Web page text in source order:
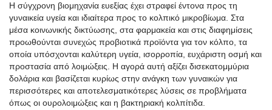
Η σύγχρονη βιομηχανία ευεξίας έχει στραφεί έντονα προς τη
γυναικεία υγεία και ιδιαίτερα προς το κολπικό μικροβίωμα. Στα
μέσα κοινωνικής δικτύωσης, στα φαρμακεία και στις διαφημίσεις
προωθούνται συνεχώς προβιοτικά προϊόντα για τον κόλπο, τα
οποία υπόσχονται καλύτερη υγεία, ισορροπία, ευχάριστη οσμή και
προστασία από λοιμώξεις. Η αγορά αυτή αξίζει δισεκατομμύρια
δολάρια και βασίζεται κυρίως στην ανάγκη των γυναικών για
περισσότερες και αποτελεσματικότερες λύσεις σε προβλήματα
όπως οι ουρολοιμώξεις και η βακτηριακή κολπίτιδα.